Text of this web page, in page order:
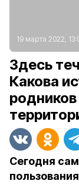
19 марта 2022,
Здесь
Какова
Сегодня